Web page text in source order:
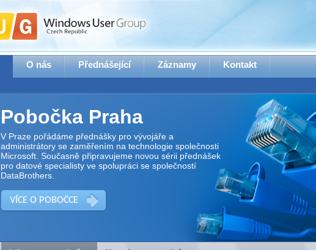
O nás Přednášející Záznamy Kontakt
Pobočka Praha
V Praze pořádáme přednášky pro vývojáře a
administrátory se zaměřením na technologie společnosti
Microsoft. Současně připravujeme novou sérii přednášek
pro datové specialisty ve spolupráci se společností
DataBrothers.
VÍCE O POBOČCE